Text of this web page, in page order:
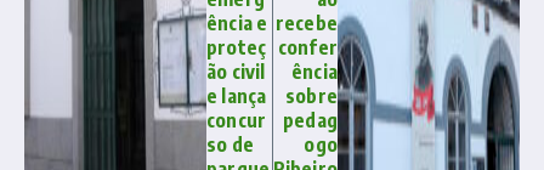
ência e
proteç
ão civil
e lança
concur
so de
recebe
confer
ência
sobre
pedag
ogo